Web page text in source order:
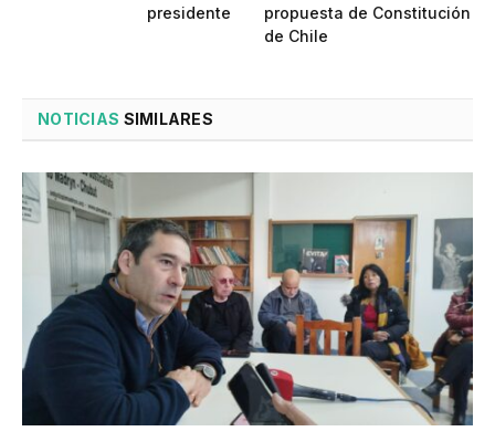
presidente
propuesta de Constitución
de Chile
NOTICIAS SIMILARES